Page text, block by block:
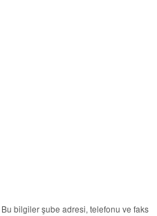
bilgiler şube adresi, telefonu ve faks